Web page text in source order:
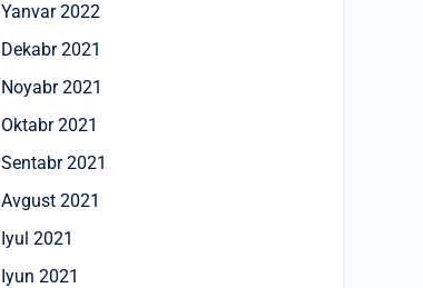
Yanvar 2022
Dekabr 2021
Noyabr 2021
Oktabr 2021
Sentabr 2021
Avgust 2021
Iyul 2021
Iyun 2021